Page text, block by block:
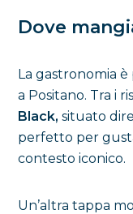
Dove
La gastronomia
a Positano. Tra i
Black, situato
perfetto per
contesto iconico.
Un’altra tappa